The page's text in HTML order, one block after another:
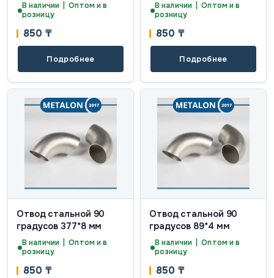
В наличии | Оптом и в
розницу
850 ₸
Подробнее
В наличии | Оптом и в
розницу
850 ₸
Подробнее
Отвод стальной 90
градусов 377*8 мм
В наличии | Оптом и в
розницу
850 ₸
Отвод стальной 90
градусов 89*4 мм
В наличии | Оптом и в
розницу
850 ₸